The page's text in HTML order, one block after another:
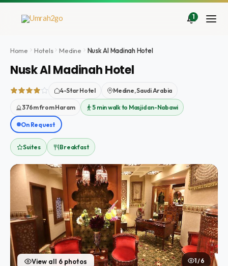
İçeriğe
1
Home Hotels Medine Nusk Al Madinah Hotel
Nusk Al Madinah Hotel
4-Star Hotel Medine, Saudi Arabia
376m from Haram 5 min walk to Masjid an-Nabawi
On Request
Suites Breakfast
View all 6 photos 1 / 6